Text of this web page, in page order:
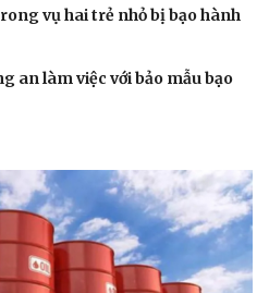
vụ hai trẻ nhỏ bị bạo hành
an làm việc với bảo mẫu bạo